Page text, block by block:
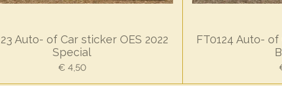
Auto- of Car sticker OES 2022
Special
€ 4,50
FT0124 Auto- of